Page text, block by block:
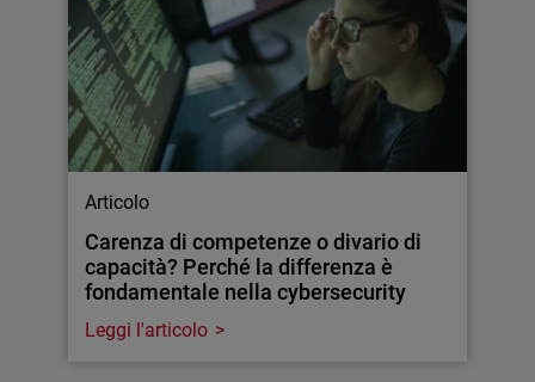
Articolo
Carenza di competenze o divario di
capacità? Perché la differenza è
fondamentale nella cybersecurity
Leggi l'articolo